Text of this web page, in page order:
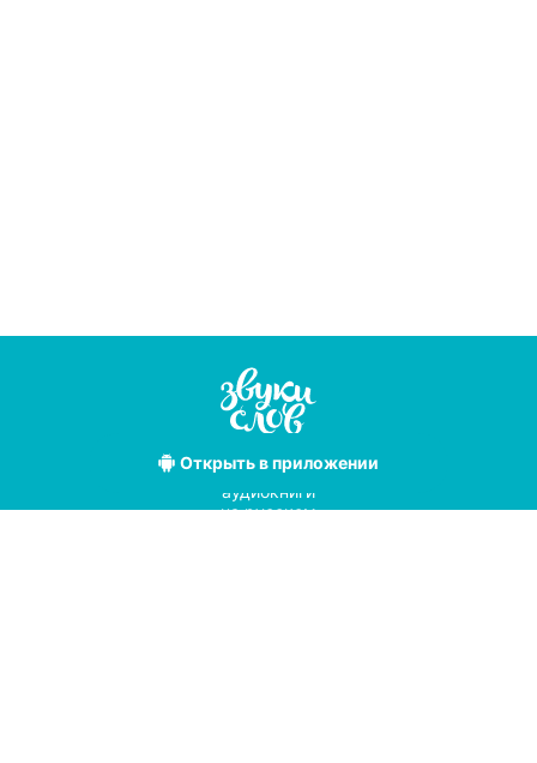
Открытьв приложении
Лучшие
аудиокниги
на русском